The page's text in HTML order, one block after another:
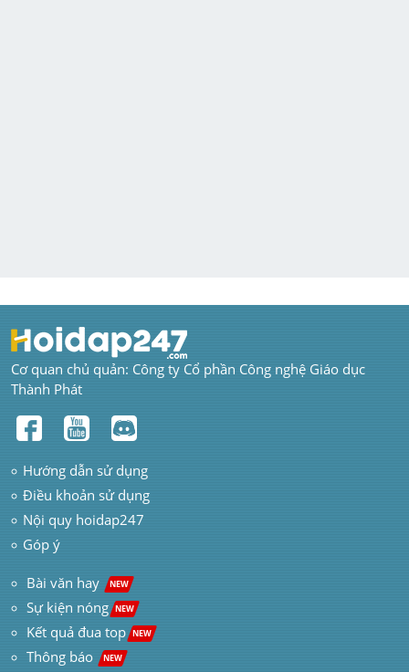
Cơ quan chủ quản: Công ty Cổ phần Công nghệ Giáo dục
Thành Phát
Hướng dẫn sử dụng
Điều khoản sử dụng
Nội quy hoidap247
Góp ý
Bài văn hay NEW
Sự kiện nóng NEW
Kết quả đua top NEW
Thông báo NEW